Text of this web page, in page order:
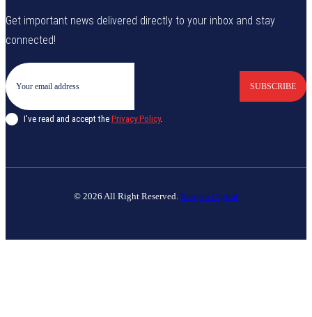
Get important news delivered directly to your inbox and stay
connected!
SUBSCRIBE
I've read and accept the Privacy Policy.
© 2026 All Right Reserved. Banyan Digital